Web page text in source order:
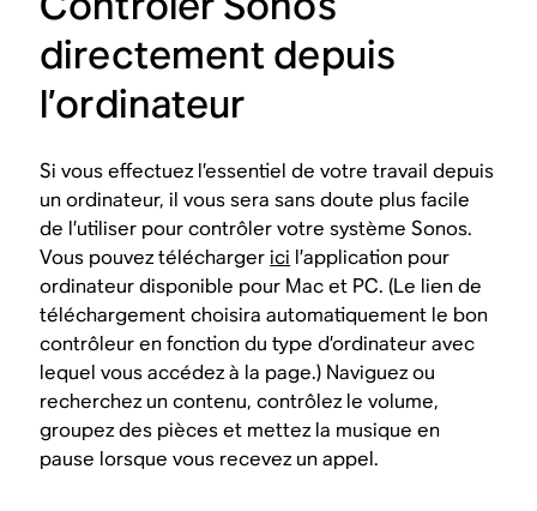
directement depuis
l’ordinateur
Si vous effectuez l’essentiel de votre travail depuis
un ordinateur, il vous sera sans doute plus facile
de l’utiliser pour contrôler votre système Sonos.
Vous pouvez téléchargerici l’application pour
ordinateur disponible pour Mac et PC. (Le lien de
téléchargement choisira automatiquement le bon
contrôleur en fonction du type d’ordinateur avec
lequel vous accédez à la page.) Naviguez ou
recherchez un contenu, contrôlez le volume,
groupez des pièces et mettez la musique en
pause lorsque vous recevez un appel.